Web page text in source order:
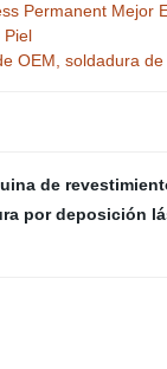
Permanent
Piel
OEM, soldadura
de
por deposición